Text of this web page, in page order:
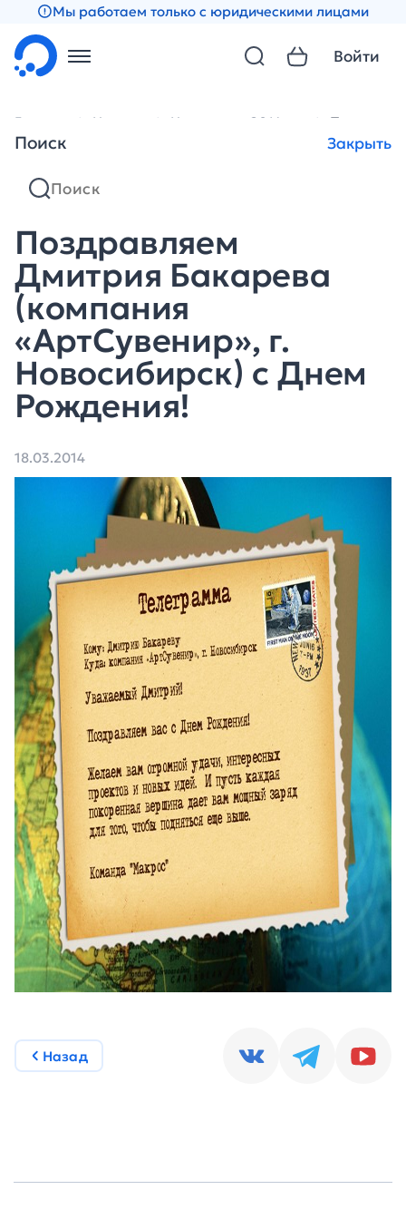
Мы работаем только с юридическими лицами
Поиск Закрыть
Войти
Главная Новости Новости за 2014 год
Поздравляем
Дмитрия Бакарева
(компания
«АртСувенир», г.
Новосибирск) с Днем
Рождения!
18.03.2014
Назад